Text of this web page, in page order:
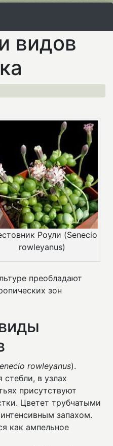
видов
Роули (Senecio
rowleyanus)
преобладают
зон
rowleyanus).
в узлах
присутствуют
Цветет трубчатыми
запахом.
как ампельное